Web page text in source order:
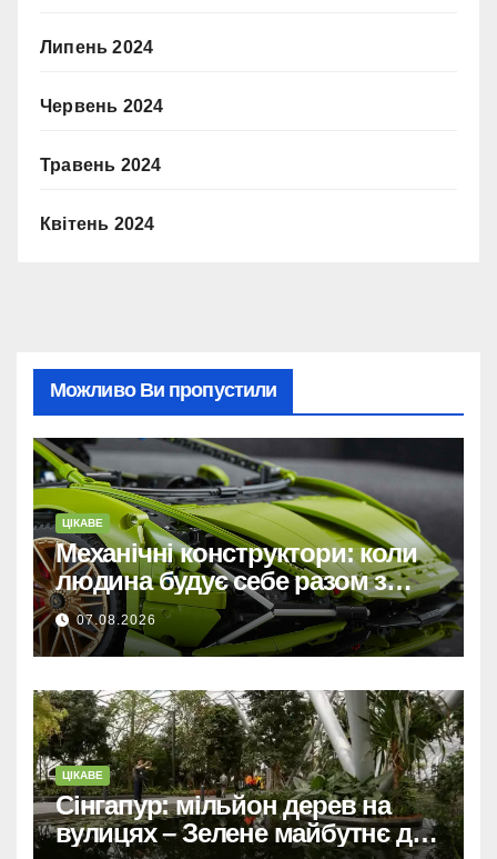
Липень 2024
Червень 2024
Травень 2024
Квітень 2024
Можливо Ви пропустили
ЦІКАВЕ
Механічні конструктори: коли
людина будує себе разом з
машиною
07.08.2026
ЦІКАВЕ
Сінгапур: мільйон дерев на
вулицях – Зелене майбутнє для